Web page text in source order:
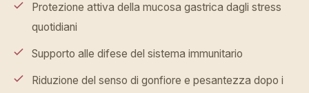
Protezione attiva della mucosa gastrica dagli stress
quotidiani
Supporto alle difese del sistema immunitario
Riduzione del senso di gonfiore e pesantezza dopo i